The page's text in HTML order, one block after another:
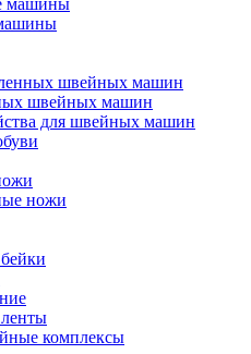
машины
швейных машин
швейных машин
для швейных машин
ножи
комплексы